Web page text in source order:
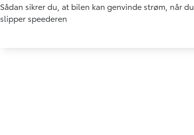
Sådan sikrer du, at bilen kan genvinde strøm, når du
slipper speederen